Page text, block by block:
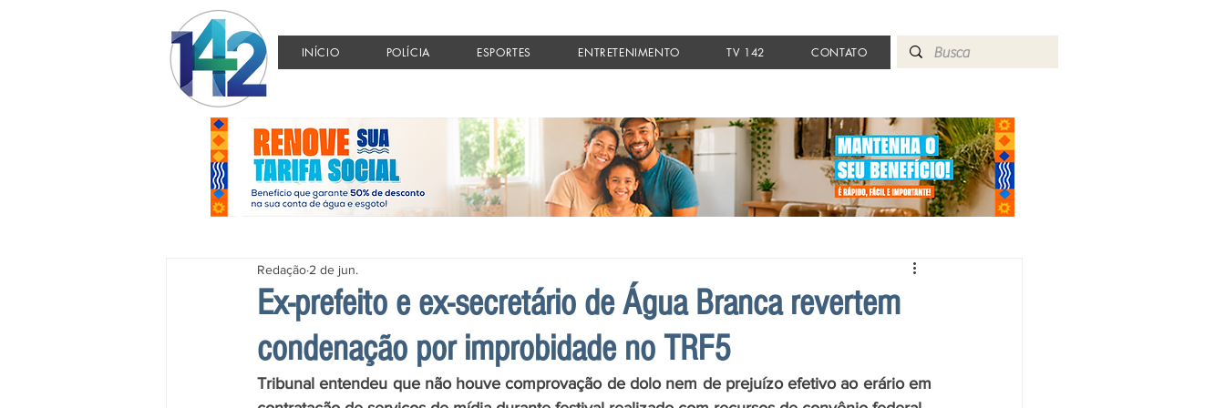
INÍCIO POLÍCIA ESPORTES ENTRETENIMENTO TV 142 CONTATO
Ex-prefeito e ex-secretário de Água Branca revertem
condenação por improbidade no TRF5
Redação 2 de jun.
Tribunal entendeu que não houve comprovação de dolo nem de prejuízo efetivo ao erário em